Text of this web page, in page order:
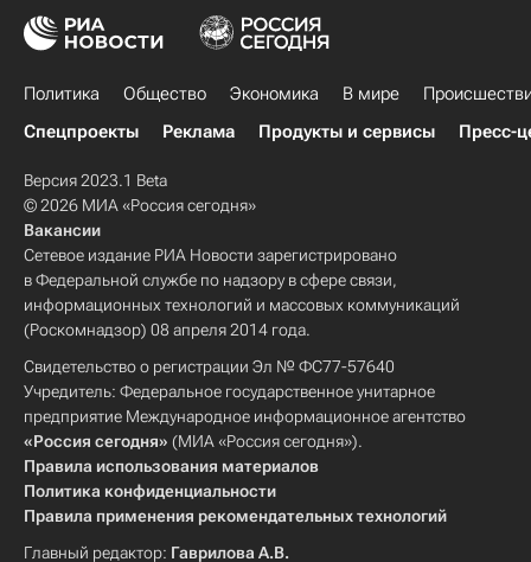
Политика Общество Экономика В мире
Спецпроекты
Реклама Продукты и сервисы Пресс-
Версия 2023.1 Beta
© 2026 МИА «Россия сегодня»
Вакансии
Сетевое издание РИА Новости зарегистрировано
в Федеральной службе по надзору в сфере связи,
информационных технологий и массовых коммуникаций
(Роскомнадзор) 08 апреля 2014 года.
Свидетельство о регистрации Эл № ФС77-57640
Учредитель: Федеральное государственное унитарное
предприятие Международное информационное агентство
«Россия сегодня» (МИА «Россия сегодня»).
Правила использования материалов
Политика конфиденциальности
Правила применения рекомендательных технологий
Главный редактор: Гаврилова А.В.